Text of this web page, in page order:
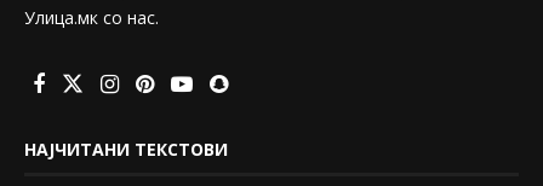
Улица.мк со нас.
НАЈЧИТАНИ ТЕКСТОВИ